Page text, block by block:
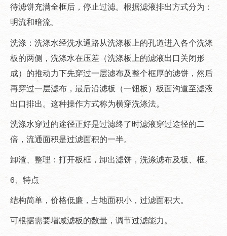
待滤饼充满全框后，停止过滤。根据滤液排出方式分为：
明流和暗流。
洗涤：洗涤水经洗水通路从洗涤板上的孔道进入各个洗涤
板的两侧，洗涤水在压差（洗涤板上的滤液出口关闭形
成）的推动力下先穿过一层滤布及整个框厚的滤饼，然后
再穿过一层滤布，最后沿滤板（一钮板）板面沟道至滤液
出口排出。这种操作方式称为横穿洗涤法。
洗涤水穿过的途径正好是过滤终了时滤液穿过途径的二
倍，流通面积是过滤面积的一半。
卸渣、整理：打开板框，卸出滤饼，洗涤滤布及板、框。
6、特点
结构简单，价格低廉，占地面积小，过滤面积大。
可根据需要增减滤板的数量，调节过滤能力。